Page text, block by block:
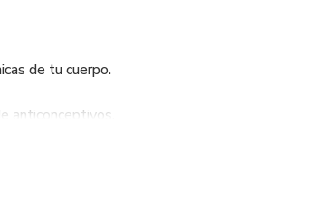
de tu cuerpo.
anticonceptivos.